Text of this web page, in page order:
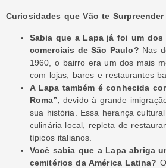
Curiosidades que Vão te Surpreender
Sabia que a Lapa já foi um
comerciais de São Paulo? Nas
1960, o bairro era um dos mais
com lojas, bares e restaurantes
A Lapa também é conhecida
Roma”, devido à grande
sua história. Essa herança
culinária local, repleta de
típicos italianos.
Você sabia que a Lapa abriga
cemitérios da América Latina?